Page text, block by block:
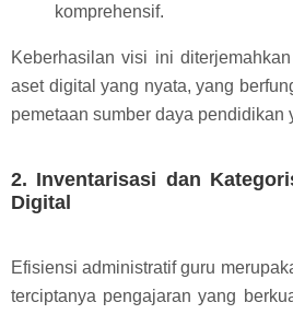
komprehensif.
Keberhasilan visi ini
aset digital yang nyata, yang
pemetaan sumber daya pendidikan
2. Inventarisasi dan
Digital
Efisiensi administratif guru
terciptanya pengajaran yang